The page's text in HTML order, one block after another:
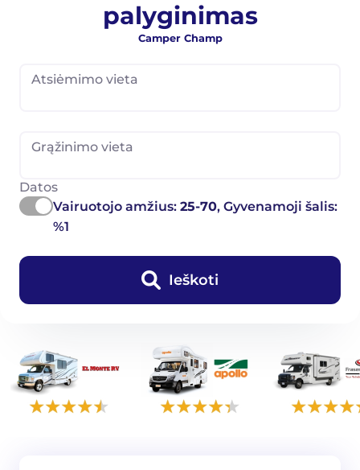
palyginimas
Camper Champ
Atsiėmimo vieta
Grąžinimo vieta
Datos
Vairuotojo amžius: 25-70, Gyvenamoji šalis:
%1
Ieškoti